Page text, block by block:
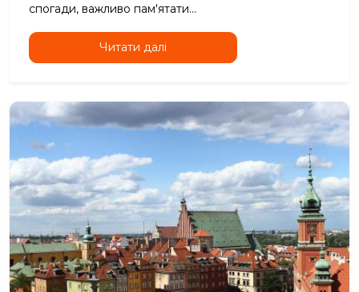
спогади, важливо пам'ятати...
Читати далі